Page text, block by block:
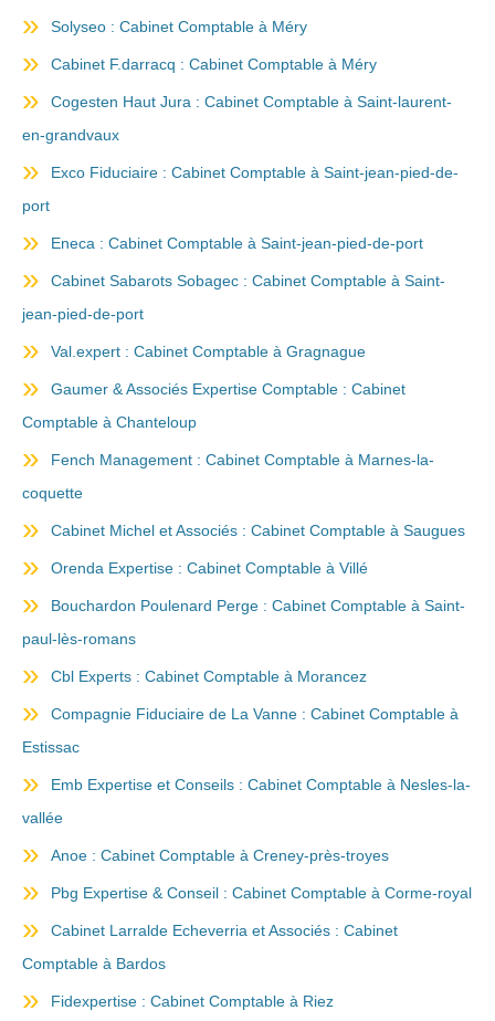
Solyseo : Cabinet Comptable à Méry
Cabinet F.darracq : Cabinet Comptable à Méry
Cogesten Haut Jura : Cabinet Comptable à Saint-laurent-
en-grandvaux
Exco Fiduciaire : Cabinet Comptable à Saint-jean-pied-de-
port
Eneca : Cabinet Comptable à Saint-jean-pied-de-port
Cabinet Sabarots Sobagec : Cabinet Comptable à Saint-
jean-pied-de-port
Val.expert : Cabinet Comptable à Gragnague
Gaumer & Associés Expertise Comptable : Cabinet
Comptable à Chanteloup
Fench Management : Cabinet Comptable à Marnes-la-
coquette
Cabinet Michel et Associés : Cabinet Comptable à Saugues
Orenda Expertise : Cabinet Comptable à Villé
Bouchardon Poulenard Perge : Cabinet Comptable à Saint-
paul-lès-romans
Cbl Experts : Cabinet Comptable à Morancez
Compagnie Fiduciaire de La Vanne : Cabinet Comptable à
Estissac
Emb Expertise et Conseils : Cabinet Comptable à Nesles-la-
vallée
Anoe : Cabinet Comptable à Creney-près-troyes
Pbg Expertise & Conseil : Cabinet Comptable à Corme-royal
Cabinet Larralde Echeverria et Associés : Cabinet
Comptable à Bardos
Fidexpertise : Cabinet Comptable à Riez